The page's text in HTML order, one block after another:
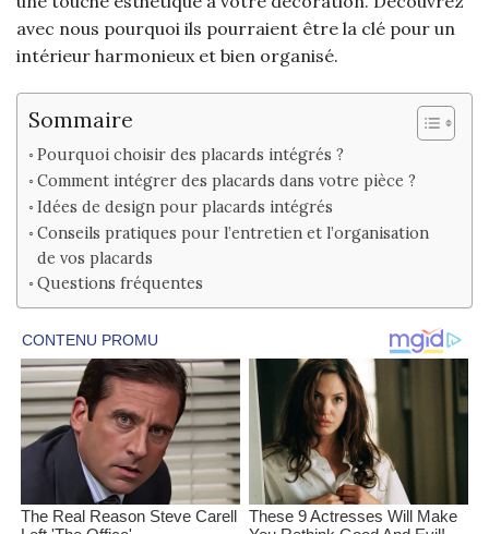
avec nous pourquoi ils pourraient être la clé pour un
intérieur harmonieux et bien organisé.
Sommaire
Pourquoi choisir des placards intégrés ?
Comment intégrer des placards dans votre pièce ?
Idées de design pour placards intégrés
Conseils pratiques pour l’entretien et l’organisation
de vos placards
Questions fréquentes